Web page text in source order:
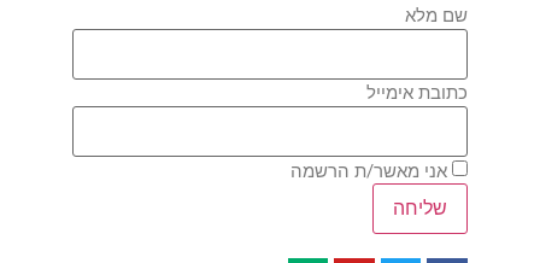
שם מלא
כתובת אימייל
אני מאשר/ת הרשמה